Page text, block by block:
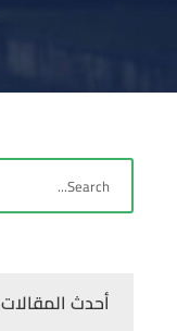
أحدث المقالات